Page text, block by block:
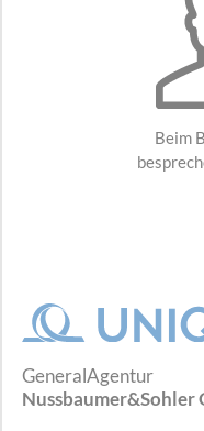
Beim
GeneralAgentur
Nussbaumer&Sohler